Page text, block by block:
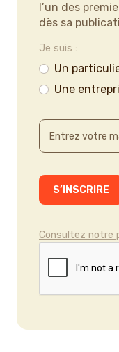
l’un des
dès sa
Je suis :
Un
Une
Consultez notre